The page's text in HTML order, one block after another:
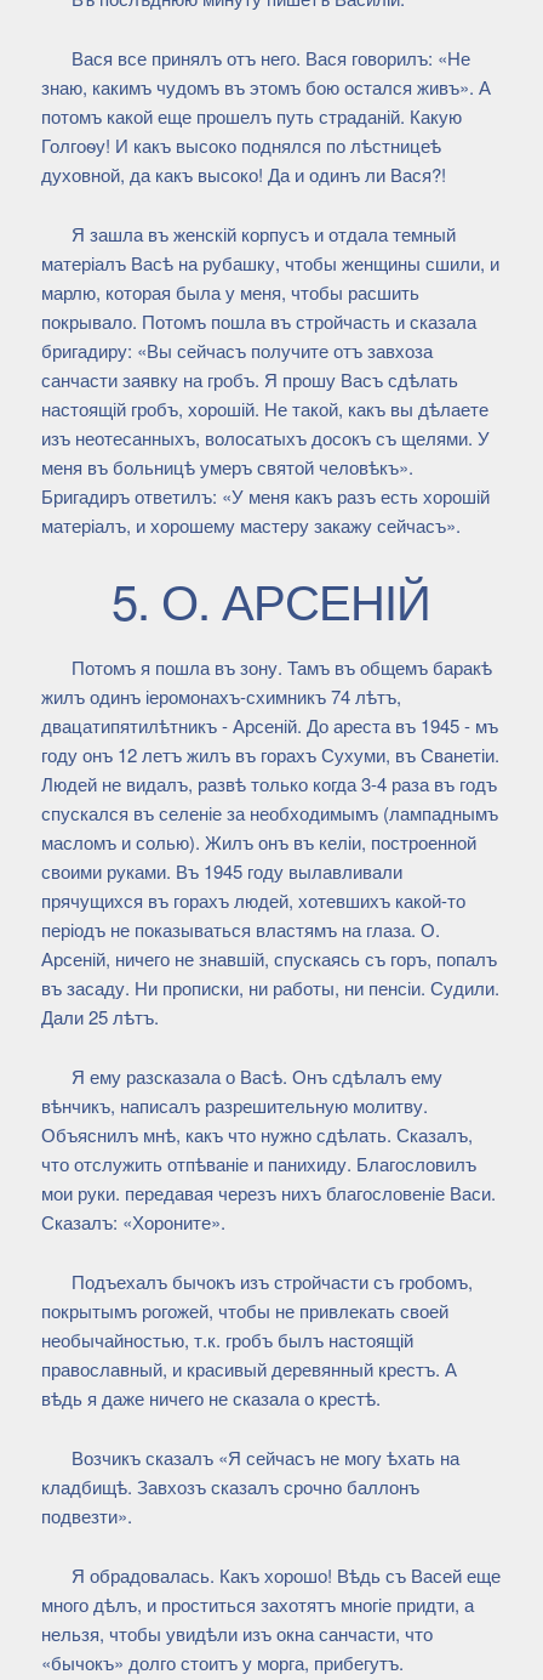
Вася все принялъ отъ него. Вася говорилъ: «Не
знаю, какимъ чудомъ въ этомъ бою остался живъ». А
потомъ какой еще прошелъ путь страданій. Какую
Голгоѳу! И какъ высоко поднялся по лѣстницеѣ
духовной, да какъ высоко! Да и одинъ ли Вася?!
Я зашла въ женскій корпусъ и отдала темный
матеріалъ Васѣ на рубашку, чтобы женщины сшили, и
марлю, которая была у меня, чтобы расшить
покрывало. Потомъ пошла въ стройчасть и сказала
бригадиру: «Вы сейчасъ получите отъ завхоза
санчасти заявку на гробъ. Я прошу Васъ сдѣлать
настоящій гробъ, хорошій. Не такой, какъ вы дѣлаете
изъ неотесанныхъ, волосатыхъ досокъ съ щелями. У
меня въ больницѣ умеръ святой человѣкъ».
Бригадиръ ответилъ: «У меня какъ разъ есть хорошій
матеріалъ, и хорошему мастеру закажу сейчасъ».
5. О. АРСЕНІЙ
Потомъ я пошла въ зону. Тамъ въ общемъ баракѣ
жилъ одинъ іеромонахъ-схимникъ 74 лѣтъ,
двацатипятилѣтникъ - Арсеній. До ареста въ 1945 - мъ
году онъ 12 летъ жилъ въ горахъ Сухуми, въ Сванетіи.
Людей не видалъ, развѣ только когда 3-4 раза въ годъ
спускался въ селеніе за необходимымъ (лампаднымъ
масломъ и солью). Жилъ онъ въ келіи, построенной
своими руками. Въ 1945 году вылавливали
прячущихся въ горахъ людей, хотевшихъ какой-то
періодъ не показываться властямъ на глаза. О.
Арсеній, ничего не знавшій, спускаясь съ горъ, попалъ
въ засаду. Ни прописки, ни работы, ни пенсіи. Судили.
Дали 25 лѣтъ.
Я ему разсказала о Васѣ. Онъ сдѣлалъ ему
вѣнчикъ, написалъ разрешительную молитву.
Объяснилъ мнѣ, какъ что нужно сдѣлать. Сказалъ,
что отслужить отпѣваніе и панихиду. Благословилъ
мои руки. передавая черезъ нихъ благословеніе Васи.
Сказалъ: «Хороните».
Подъехалъ бычокъ изъ стройчасти съ гробомъ,
покрытымъ рогожей, чтобы не привлекать своей
необычайностью, т.к. гробъ былъ настоящій
православный, и красивый деревянный крестъ. А
вѣдь я даже ничего не сказала о крестѣ.
Возчикъ сказалъ «Я сейчасъ не могу ѣхать на
кладбищѣ. Завхозъ сказалъ срочно баллонъ
подвезти».
Я обрадовалась. Какъ хорошо! Вѣдь съ Васей еще
много дѣлъ, и проститься захотятъ многіе придти, а
нельзя, чтобы увидѣли изъ окна санчасти, что
«бычокъ» долго стоитъ у морга, прибегутъ.